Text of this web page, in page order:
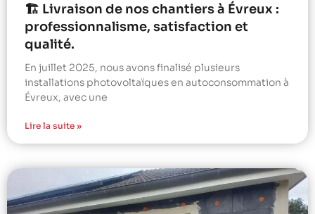
🏗️ Livraison de nos chantiers à Évreux :
professionnalisme, satisfaction et
qualité.
En juillet 2025, nous avons finalisé plusieurs
installations photovoltaïques en autoconsommation à
Évreux, avec une
Lire la suite »